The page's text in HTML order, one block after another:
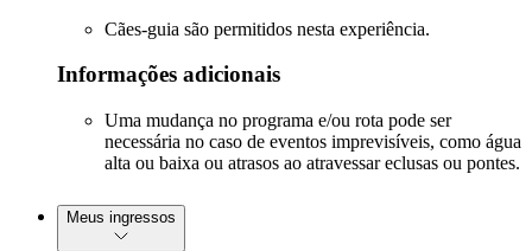
Cães-guia são permitidos nesta experiência.
Informações adicionais
Uma mudança no programa e/ou rota pode ser
necessária no caso de eventos imprevisíveis, como água
alta ou baixa ou atrasos ao atravessar eclusas ou pontes.
Meus ingressos